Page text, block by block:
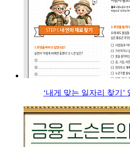
‘내게 맞는 일자리 찾기’